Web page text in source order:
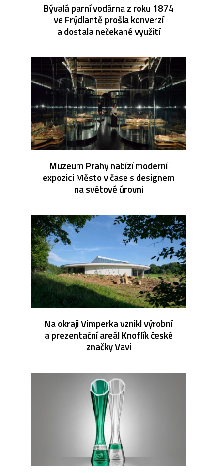
Bývalá parní vodárna z roku 1874
ve Frýdlantě prošla konverzí
a dostala nečekané využití
Muzeum Prahy nabízí moderní
expozici Město v čase s designem
na světové úrovni
Na okraji Vimperka vznikl výrobní
a prezentační areál Knoflík české
značky Vavi